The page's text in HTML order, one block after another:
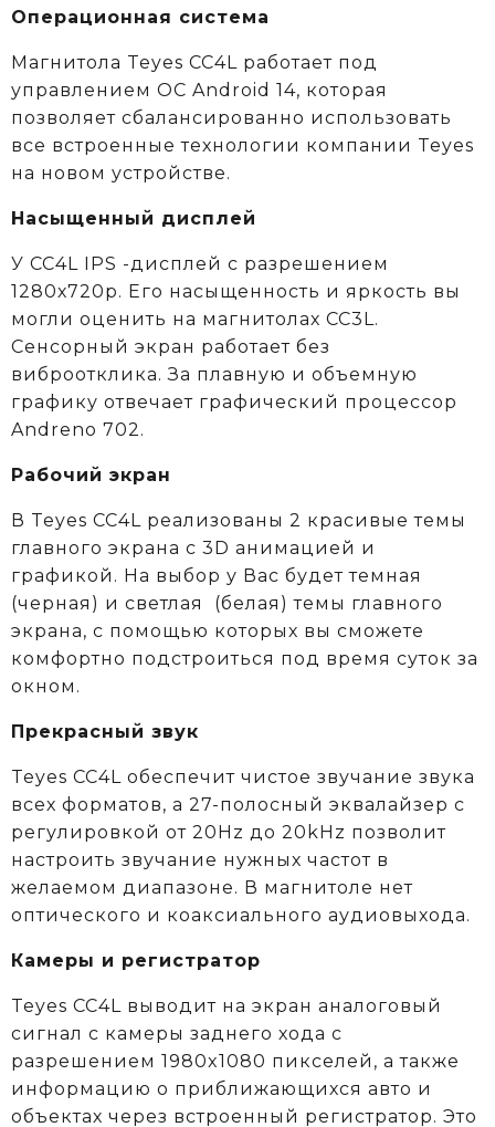
Операционная система
Магнитола Teyes CC4L работает под
управлением ОС Android 14, которая
позволяет сбалансированно использовать
все встроенные технологии компании Teyes
на новом устройстве.
Насыщенный дисплей
У CC4L IPS -дисплей с разрешением
1280х720р. Его насыщенность и яркость вы
могли оценить на магнитолах CC3L.
Сенсорный экран работает без
виброотклика. За плавную и объемную
графику отвечает графический процессор
Andreno 702.
Рабочий экран
В Teyes СС4L реализованы 2 красивые темы
главного экрана с 3D анимацией и
графикой. На выбор у Вас будет темная
(черная) и светлая (белая) темы главного
экрана, с помощью которых вы сможете
комфортно подстроиться под время суток за
окном.
Прекрасный звук
Teyes CC4L обеспечит чистое звучание звука
всех форматов, а 27-полосный эквалайзер с
регулировкой от 20Hz до 20kHz позволит
настроить звучание нужных частот в
желаемом диапазоне. В магнитоле нет
оптического и коаксиального аудиовыхода.
Камеры и регистратор
Teyes CC4L выводит на экран аналоговый
сигнал с камеры заднего хода с
разрешением 1980x1080 пикселей, а также
информацию о приближающихся авто и
объектах через встроенный регистратор. Это